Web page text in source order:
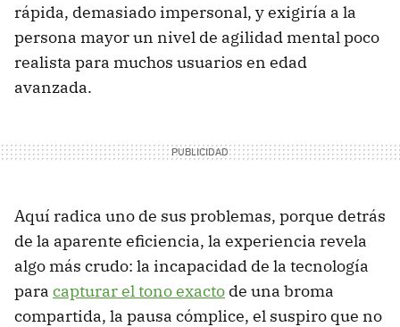
rápida, demasiado impersonal, y exigiría a la
persona mayor un nivel de agilidad mental poco
realista para muchos usuarios en edad
avanzada.
Aquí radica uno de sus problemas, porque detrás
de la aparente eficiencia, la experiencia revela
algo más crudo: la incapacidad de la tecnología
para capturar el tono exacto de una broma
compartida, la pausa cómplice, el suspiro que no